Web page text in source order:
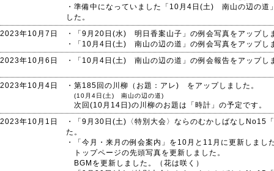
・準備中になっていました「10月4日(土) 南山の辺の道
した。
2023年10月7日
・「9月20日(水) 明日香案山子」の例会写真をアップし
・「10月4日(土) 南山の辺の道」の例会写真をアップし
2023年10月6日
・「10月4日(土) 南山の辺の道」の例会報告をアップし
2023年10月4日 ・第185回の川柳（お題：アレ) をアップしました。
(10月4日(土) 南山の辺の道)
次回(10月14日)の川柳のお題は「時計」の予定です。
2023年10月1日
・「9月30日(土)〈特別大会〉ならのむかしばなしNo15
た。
・「今月・来月の例会案内」を10月と11月に更新しまし
トップページの先頭写真を更新しました。
BGMを更新しました。（花は咲く）